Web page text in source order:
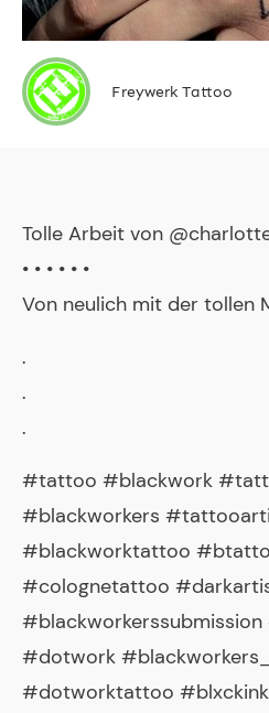
Freywerk Tattoo
Tolle Arbeit von
• • • • • •
Von neulich mit der tollen
.
.
.
#tattoo #blackwork
#blackworkers
#blackworktattoo
#colognetattoo
#dotwork
#dotworktattoo